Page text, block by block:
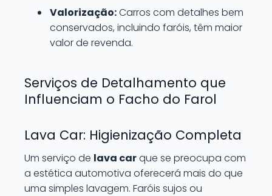
Valorização:Carros com detalhes bem
conservados, incluindo faróis, têm maior
valor de revenda.
Serviços de Detalhamento que
Influenciam o Facho do Farol
Lava Car: Higienização Completa
Um serviço de lava carque se preocupa com
a estética automotiva oferecerá mais do que
uma simples lavagem. Faróis sujos ou